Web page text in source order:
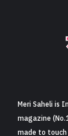
Meri Saheli is
magazine
made to